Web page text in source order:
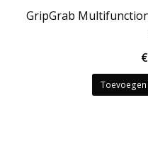
GripGrab
€